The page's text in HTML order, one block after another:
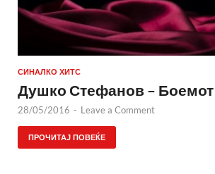
СИНАЛКО ХИТС
Душко Стефанов – Боемот
28/05/2016 - Leave a Comment
ПРОЧИТАЈ ПОВЕЌЕ